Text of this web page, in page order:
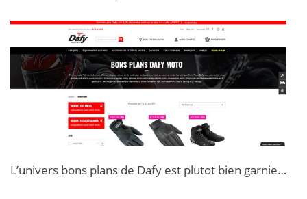
L’univers bons plans de Dafy est plutot bien garnie…